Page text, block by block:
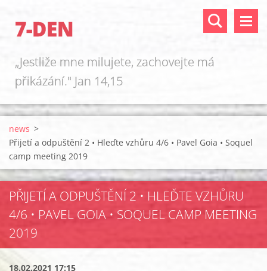
7-DEN
„Jestliže mne milujete, zachovejte má
přikázání." Jan 14,15
news >
Přijetí a odpuštění 2 • Hleďte vzhůru 4/6 • Pavel Goia • Soquel
camp meeting 2019
PŘIJETÍ A ODPUŠTĚNÍ 2 • HLEĎTE VZHŮRU
4/6 • PAVEL GOIA • SOQUEL CAMP MEETING
2019
18.02.2021 17:15